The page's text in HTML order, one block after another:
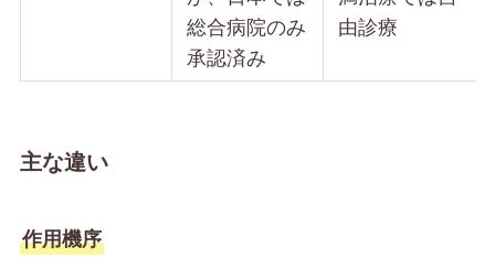
総合病院のみ
承認済み
由診療
主な違い
作用機序